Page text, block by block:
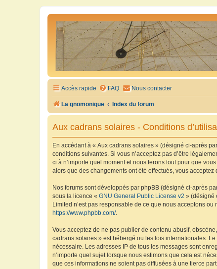
Accès rapide FAQ Nous contacter
La gnomonique Index du forum
Aux cadrans solaires - Conditions
En accédant à « Aux cadrans solaires » (désigné ci-après
conditions suivantes. Si vous n’acceptez pas d’être
ci à n’importe quel moment et nous ferons tout pour que
alors que des changements ont été effectués, vous
Nos forums sont développés par phpBB (désigné ci-après
sous la licence « GNU General Public License v2 » (désigné
Limited n’est pas responsable de ce que nous acceptons
https://www.phpbb.com/.
Vous acceptez de ne pas publier de contenu abusif,
cadrans solaires » est hébergé ou les lois internationales.
nécessaire. Les adresses IP de tous les messages sont
n’importe quel sujet lorsque nous estimons que cela est
que ces informations ne soient pas diffusées à une tierce